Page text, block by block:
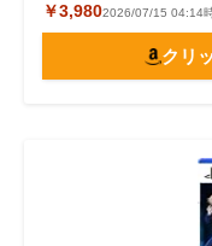
￥3,9802026/07/15 04:14
クリ